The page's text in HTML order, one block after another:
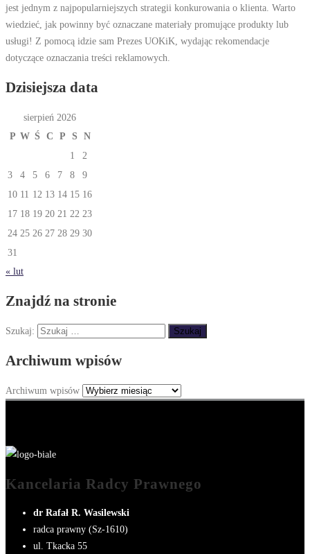
jest jednym z najpopularniejszych strategii konkurowania o klienta. Warto
wiedzieć, jak powinny być oznaczane materiały promujące produkty lub
usługi! Z pomocą idzie sam Prezes UOKiK, wydając rekomendacje
dotyczące oznaczania treści reklamowych.
Dzisiejsza data
sierpień 2026
P W Ś C P S
N
1
2
3
4 5 6 7 8
9
10 11 12 13 14 15 16
17 18 19 20 21 22 23
24 25 26 27 28 29 30
31
« lut
Znajdź na stronie
Szukaj:
Archiwum wpisów
Archiwum wpisów
Kancelaria Radcy Prawnego
dr Rafał R. Wasilewski
radca prawny (Sz-1610)
ul. Tkacka 55